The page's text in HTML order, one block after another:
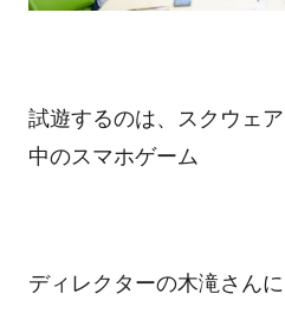
試遊するのは、スクウェ
中のスマホゲーム
ディレクターの木滝さん